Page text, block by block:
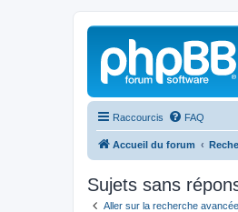
Raccourcis FAQ
Accueil du forum
Sujets sans
Aller sur la recherche avancée